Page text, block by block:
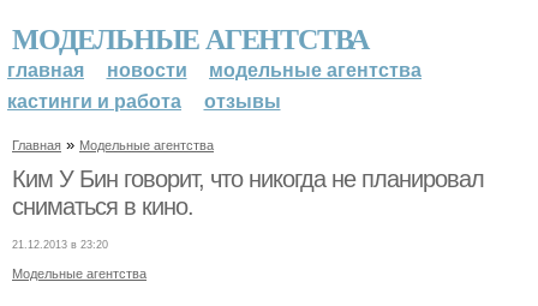
МОДЕЛЬНЫЕ АГЕНТСТВА
главная новости
модельные агентства
кастинги и работа
отзывы
Главная » Модельные агентства
Ким У Бин говорит, что никогда не планировал
сниматься в кино.
21.12.2013 в 23:20
Модельные агентства